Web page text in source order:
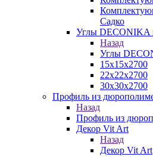
Садко
Углы DECONIKA
Назад
Углы
15х15х2700
22х22х2700
30х30х2700
Профиль из
Назад
Профиль из
Декор Vit Art
Назад
Декор Vit Art